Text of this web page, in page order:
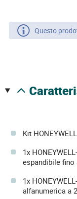
Questo
Kit
1x
espandibile fino
1x
alfanumerica a